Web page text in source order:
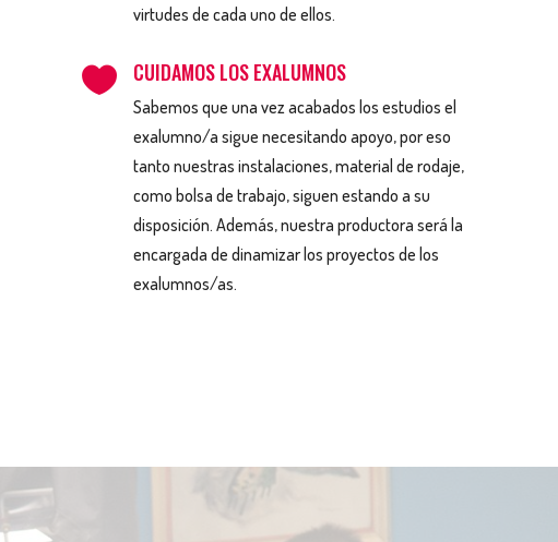
virtudes de cada uno de ellos.
 CUIDAMOS LOS EXALUMNOS
Sabemos que una vez acabados los estudios el
exalumno/a sigue necesitando apoyo, por eso
tanto nuestras instalaciones, material de rodaje,
como bolsa de trabajo, siguen estando a su
disposición. Además, nuestra productora será la
encargada de dinamizar los proyectos de los
exalumnos/as.